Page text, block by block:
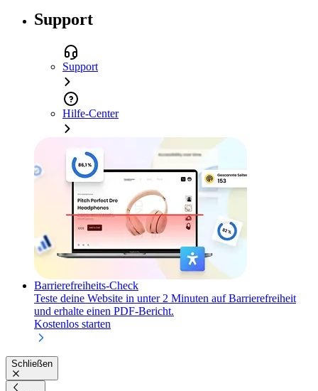
Support
Support
Hilfe-Center
Barrierefreiheits-Check
Teste deine Website in unter 2 Minuten auf Barrierefreiheit
und erhalte einen PDF-Bericht.
Kostenlos starten
Schließen